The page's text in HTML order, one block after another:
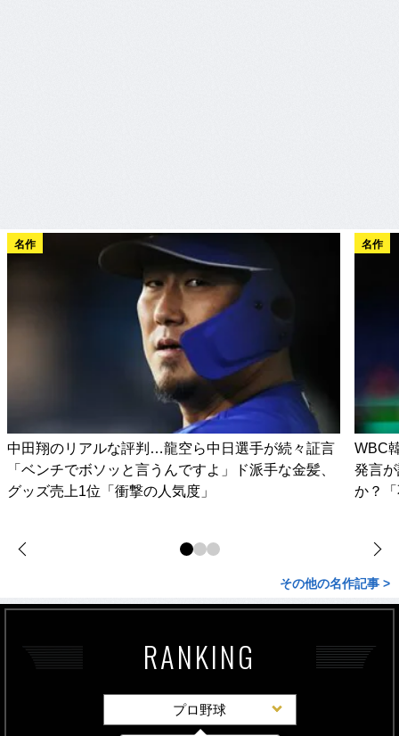
名作
中田翔のリアルな評判…龍空ら中日選手が続々証言
「ベンチでボソッと言うんですよ」ド派手な金髪、
グッズ売上1位「衝撃の人気度」
名作
WBC
発言
か？
その他の名作記事 >
RANKING
プロ野球